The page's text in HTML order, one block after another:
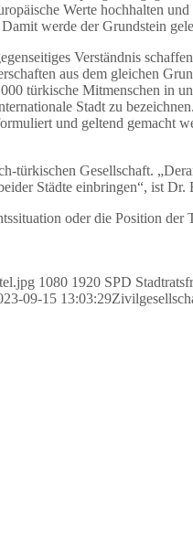
Werte hochhalten
werde der Grundstein
Verständnis
aus dem gleichen
türkische Mitmenschen in
Stadt zu
und geltend
türkischen Gesellschaft.
Städte einbringen“, ist Dr.
oder die Position
1080 1920 SPD
09-15 13:03:29